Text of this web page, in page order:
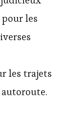
les
les trajets